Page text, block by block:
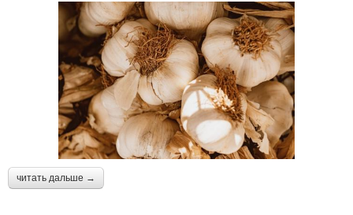
читать дальше →